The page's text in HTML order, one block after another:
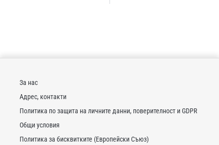
За нас
Адрес, контакти
Политика по защита на личните данни, поверителност и GDPR
Общи условия
Политика за бисквитките (Европейски Съюз)